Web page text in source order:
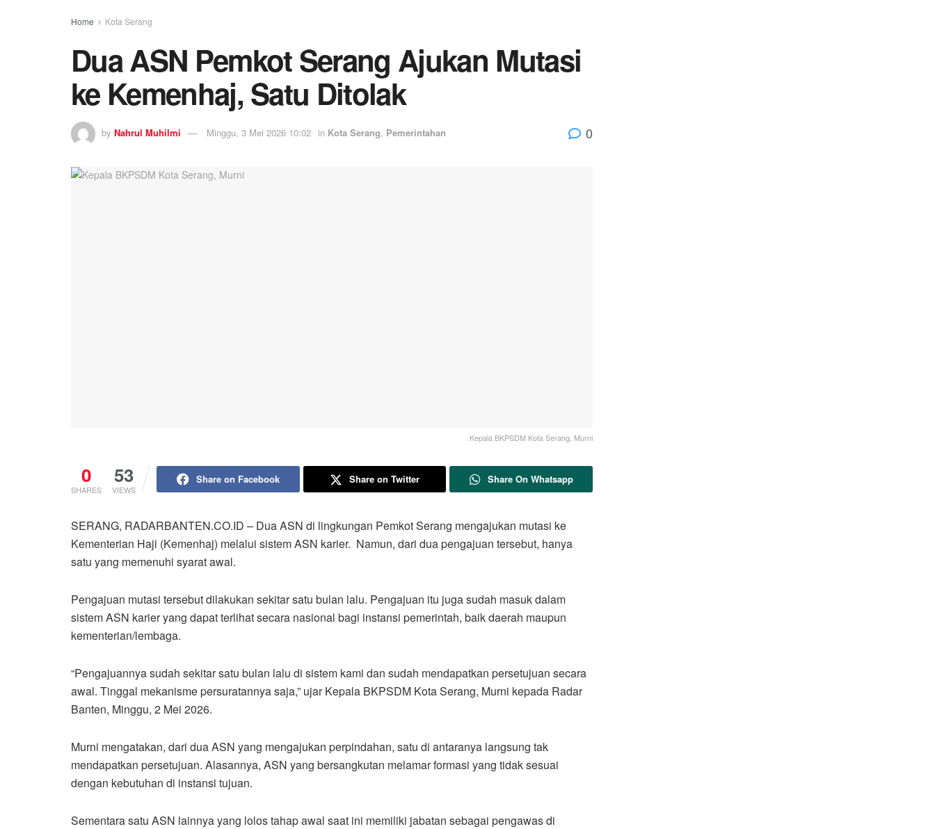
Home Kota Serang
Dua ASN Pemkot Serang Ajukan Mutasi
ke Kemenhaj, Satu Ditolak
by Nahrul Muhilmi Minggu, 3 Mei 2026 10:02 in Kota Serang, Pemerintahan 0
Kepala BKPSDM Kota Serang, Murni
0
SHARES
53
VIEWS
Share on Facebook Share on Twitter Share On Whatsapp
SERANG, RADARBANTEN.CO.ID – Dua ASN di lingkungan Pemkot Serang mengajukan mutasi ke
Kementerian Haji (Kemenhaj) melalui sistem ASN karier. Namun, dari dua pengajuan tersebut, hanya
satu yang memenuhi syarat awal.
Pengajuan mutasi tersebut dilakukan sekitar satu bulan lalu. Pengajuan itu juga sudah masuk dalam
sistem ASN karier yang dapat terlihat secara nasional bagi instansi pemerintah, baik daerah maupun
kementerian/lembaga.
“Pengajuannya sudah sekitar satu bulan lalu di sistem kami dan sudah mendapatkan persetujuan secara
awal. Tinggal mekanisme persuratannya saja,” ujar Kepala BKPSDM Kota Serang, Murni kepada Radar
Banten, Minggu, 2 Mei 2026.
Murni mengatakan, dari dua ASN yang mengajukan perpindahan, satu di antaranya langsung tak
mendapatkan persetujuan. Alasannya, ASN yang bersangkutan melamar formasi yang tidak sesuai
dengan kebutuhan di instansi tujuan.
Sementara satu ASN lainnya yang lolos tahap awal saat ini memiliki jabatan sebagai pengawas di